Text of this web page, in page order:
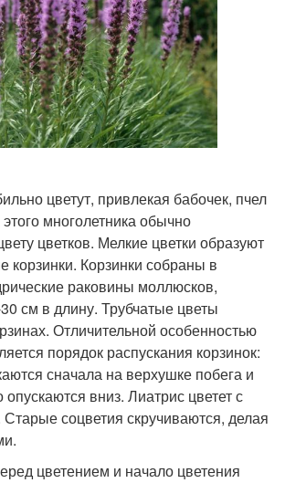
цветут, привлекая бабочек, пчел
многолетника обычно
цветков. Мелкие цветки образуют
корзинки. Корзинки собраны в
раковины моллюсков,
см в длину. Трубчатые цветы
Отличительной особенностью
порядок распускания корзинок:
сначала на верхушке побега и
вниз. Лиатрис цветет с
соцветия скручиваются, делая
цветением и начало цветения